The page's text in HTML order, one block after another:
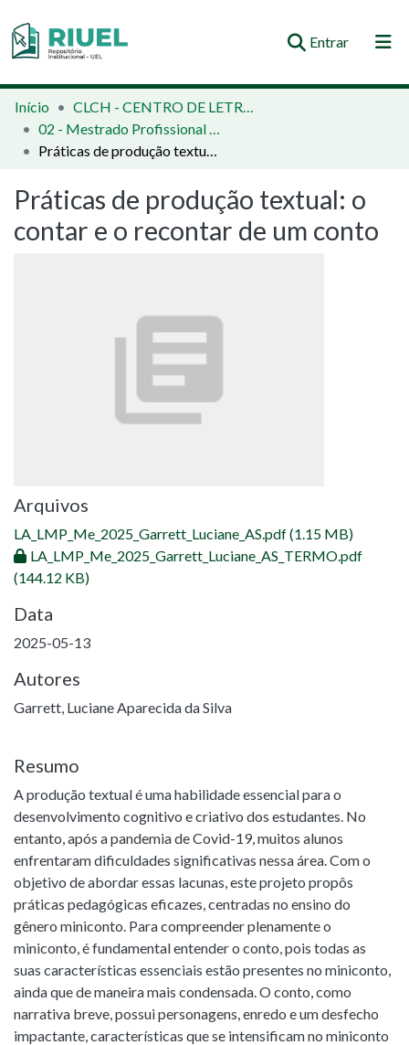
Entrar(current)
Orientações e Normas
Comunidades e Coleções
Estatísticas
Início
CLCH - CENTRO DE LETRAS E CIÊNCIAS HUMANAS
02 - Mestrado Profissional - Letras
Práticas de produção textual: o contar e o recontar de um conto
Práticas de produção textual: o
contar e o recontar de um conto
Arquivos
LA_LMP_Me_2025_Garrett_Luciane_AS.pdf(1.15 MB)
LA_LMP_Me_2025_Garrett_Luciane_AS_TERMO.pdf
(144.12 KB)
Data
2025-05-13
Autores
Garrett, Luciane Aparecida da Silva
Resumo
A produção textual é uma habilidade essencial para o
desenvolvimento cognitivo e criativo dos estudantes. No
entanto, após a pandemia de Covid-19, muitos alunos
enfrentaram dificuldades significativas nessa área. Com o
objetivo de abordar essas lacunas, este projeto propôs
práticas pedagógicas eficazes, centradas no ensino do
gênero miniconto. Para compreender plenamente o
miniconto, é fundamental entender o conto, pois todas as
suas características essenciais estão presentes no miniconto,
ainda que de maneira mais condensada. O conto, como
narrativa breve, possui personagens, enredo e um desfecho
impactante, características que se intensificam no miniconto